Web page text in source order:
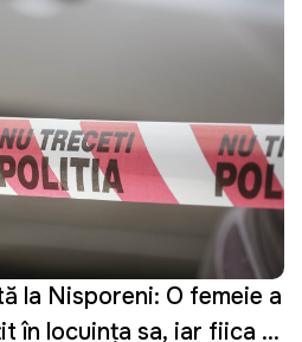
la Nisporeni: O femeie a
în locuința sa, iar fiica ei